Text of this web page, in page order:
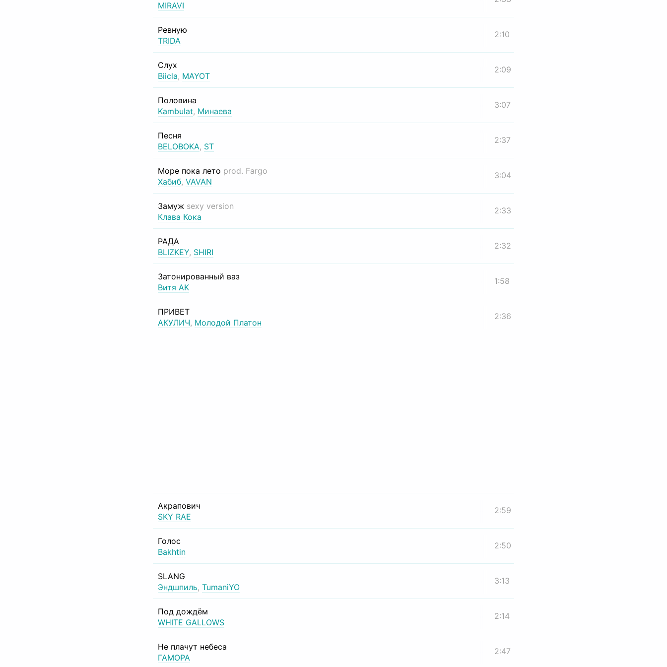
MIRAVI
Ревную
TRIDA
2:10
Слух
Biicla, MAYOT
2:09
Половина
Kambulat, Минаева
3:07
Песня
BELOBOKA, ST
2:37
Море пока лето prod. Fargo
Хабиб, VAVAN
3:04
Замуж sexy version
Клава Кока
2:33
РАДА
BLIZKEY, SHIRI
2:32
Затонированный ваз
Витя АК
1:58
ПРИВЕТ
АКУЛИЧ, Молодой Платон
2:36
Акрапович
SKY RAE
2:59
Голос
Bakhtin
2:50
SLANG
Эндшпиль, TumaniYO
3:13
Под дождём
WHITE GALLOWS
2:14
Не плачут небеса
ГАМОРА
2:47